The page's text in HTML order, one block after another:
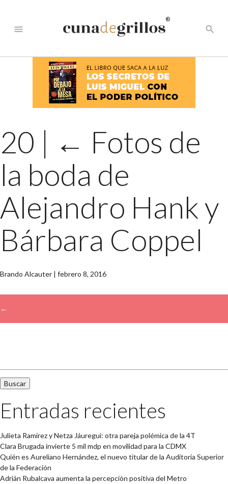
menu
®
search
20 | ← Fotos de
la boda de
Alejandro Hank y
Bárbara Coppel
Brando Alcauter | febrero 8, 2016
←
Entradas recientes
Julieta Ramírez y Netza Jáuregui: otra pareja polémica de la 4T
Clara Brugada invierte 5 mil mdp en movilidad para la CDMX
Quién es Aureliano Hernández, el nuevo titular de la Auditoría Superior
de la Federación
Adrián Rubalcava aumenta la percepción positiva del Metro